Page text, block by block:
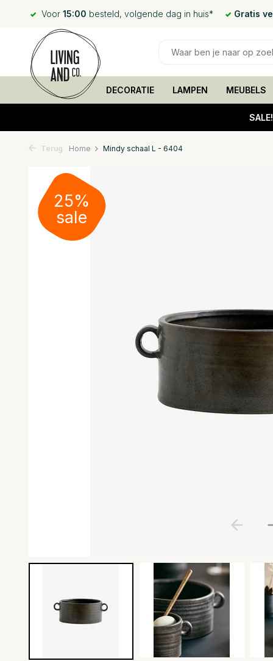
Voor 15:00 besteld, volgende dag in huis* Gratis
DECORATIE LAMPEN MEUBELS
Terug Home Mindy schaal L - 6404
25%
sale